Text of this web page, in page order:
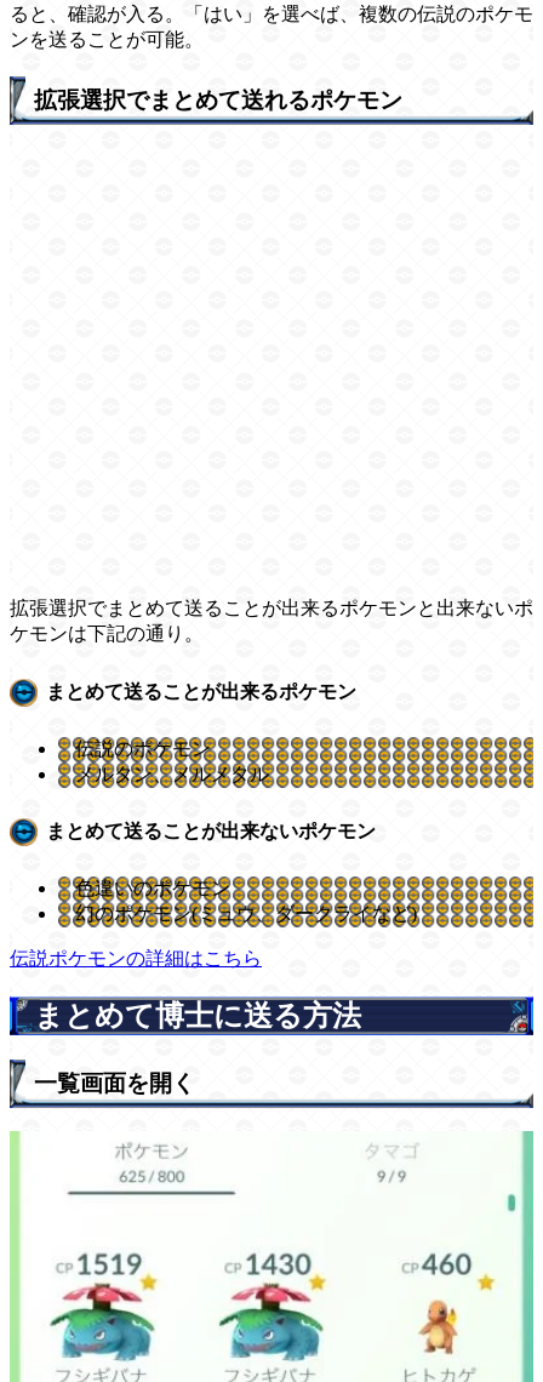
ると、確認が入る。「はい」を選べば、複数の伝説のポケモ
ンを送ることが可能。
拡張選択でまとめて送れるポケモン
拡張選択でまとめて送ることが出来るポケモンと出来ないポ
ケモンは下記の通り。
まとめて送ることが出来るポケモン
伝説のポケモン
メルタン、メルメタル
まとめて送ることが出来ないポケモン
色違いのポケモン
幻のポケモン(ミュウ、ダークライなど)
伝説ポケモンの詳細はこちら
まとめて博士に送る方法
一覧画面を開く